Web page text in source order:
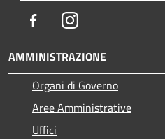
FacebookInstagram
AMMINISTRAZIONE
Organi di Governo
Aree Amministrative
Uffici